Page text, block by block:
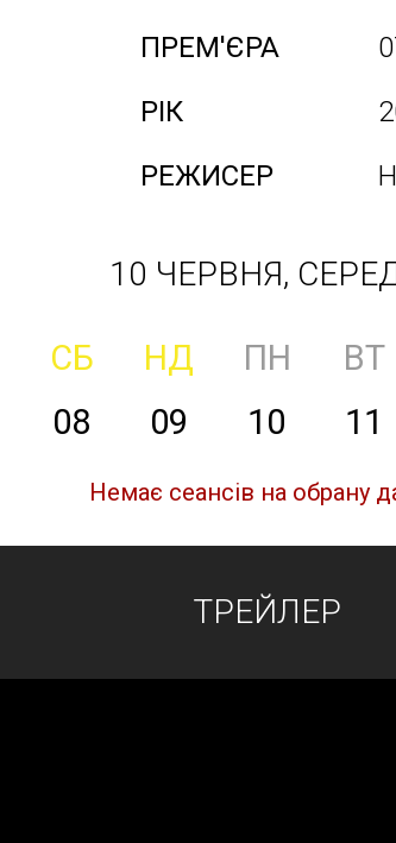
ПРЕМ'ЄРА
РІК
РЕЖИСЕР
10 ЧЕРВНЯ,
СБ НД ПН ВТ
08 09 10 11
Немає сеансів на обрану
ТРЕЙЛЕР